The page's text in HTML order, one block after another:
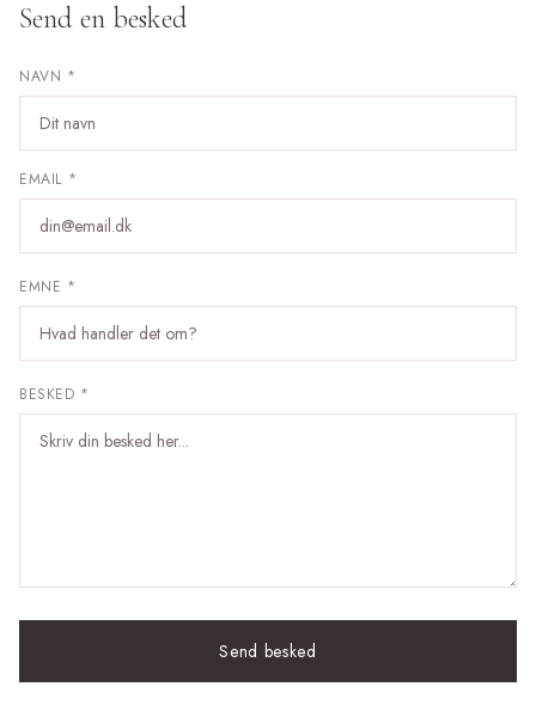
Send en besked
NAVN *
EMAIL *
EMNE *
BESKED *
Send besked